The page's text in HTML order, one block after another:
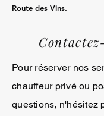
Route des Vins.
Pour réserver nos
chauffeur privé ou
questions, n'hésitez